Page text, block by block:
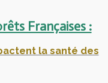
Françaises :
la santé des